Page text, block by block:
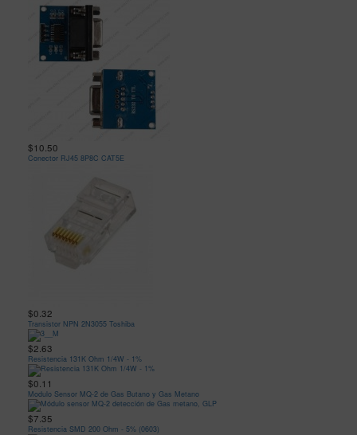
$10.50
Conector RJ45 8P8C CAT5E
$0.32
Transistor NPN 2N3055 Toshiba
$2.63
Resistencia 131K Ohm 1/4W - 1%
$0.11
Modulo Sensor MQ-2 de Gas Butano y Gas Metano
$7.35
Resistencia SMD 200 Ohm - 5% (0603)